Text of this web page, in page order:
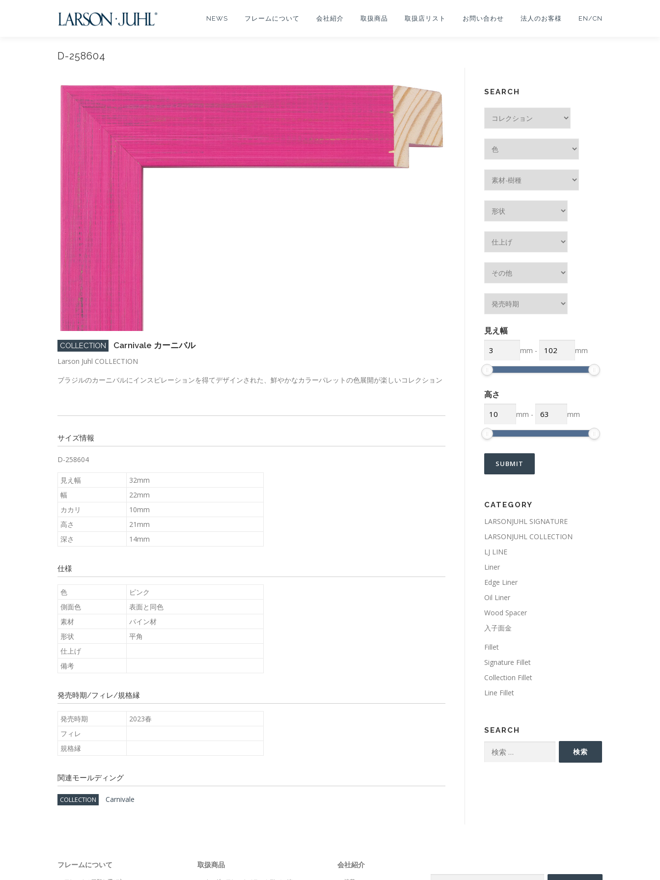
NEWS フレームについて 会社紹介 取扱商品 取扱店リスト お問い合わせ 法人のお客様 EN/CN
D-258604
COLLECTION Carnivale カーニバル
Larson Juhl COLLECTION
ブラジルのカーニバルにインスピレーションを得てデザインされた、鮮やかなカラーパレットの色展開が楽しいコレクション
サイズ情報
D-258604
見え幅
32mm
幅
22mm
カカリ
10mm
高さ
21mm
深さ
14mm
仕様
色
ピンク
側面色
表面と同色
素材
パイン材
形状
平角
仕上げ
備考
発売時期/フィレ/規格縁
発売時期
2023春
フィレ
規格縁
関連モールディング
COLLECTION Carnivale
SEARCH
見え幅
mm - mm
高さ
mm - mm
CATEGORY
LARSONJUHL SIGNATURE
LARSONJUHL COLLECTION
LJ LINE
Liner
Edge Liner
Oil Liner
Wood Spacer
入子面金
Fillet
Signature Fillet
Collection Fillet
Line Fillet
SEARCH
検索
フレームについて 取扱商品 会社紹介